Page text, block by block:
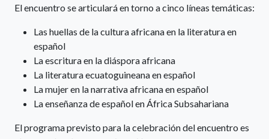
El encuentro se articulará en torno a cinco líneas temáticas:
Las huellas de la cultura africana en la literatura en
español
La escritura en la diáspora africana
La literatura ecuatoguineana en español
La mujer en la narrativa africana en español
La enseñanza de español en África Subsahariana
El programa previsto para la celebración del encuentro es